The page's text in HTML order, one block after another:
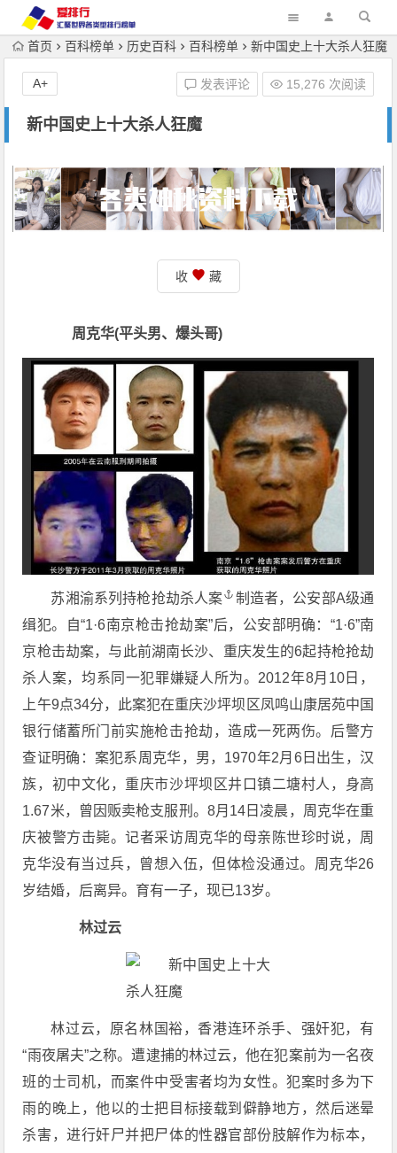
首页 百科榜单 历史百科 百科榜单 新中国史上十大杀人狂魔
新中国史上十大杀人狂魔
发表评论 15,276 次阅读
A+
收 藏
周克华(平头男、爆头哥)
苏湘渝系列持枪抢劫杀人案
制造者，公安部A级通
缉犯。自“1·6南京枪击抢劫案”后，公安部明确：“1·6”南
京枪击劫案，与此前湖南长沙、重庆发生的6起持枪抢劫
杀人案，均系同一犯罪嫌疑人所为。2012年8月10日，
上午9点34分，此案犯在重庆沙坪坝区凤鸣山康居苑中国
银行储蓄所门前实施枪击抢劫，造成一死两伤。后警方
查证明确：案犯系周克华，男，1970年2月6日出生，汉
族，初中文化，重庆市沙坪坝区井口镇二塘村人，身高
1.67米，曾因贩卖枪支服刑。8月14日凌晨，周克华在重
庆被警方击毙。记者采访周克华的母亲陈世珍时说，周
克华没有当过兵，曾想入伍，但体检没通过。周克华26
岁结婚，后离异。育有一子，现已13岁。
林过云
林过云，原名林国裕，香港连环杀手、强奸犯，有
“雨夜屠夫”之称。遭逮捕的林过云，他在犯案前为一名夜
班的士司机，而案件中受害者均为女性。犯案时多为下
雨的晚上，他以的士把目标接载到僻静地方，然后迷晕
杀害，进行奸尸并把尸体的性器官部份肢解作为标本，